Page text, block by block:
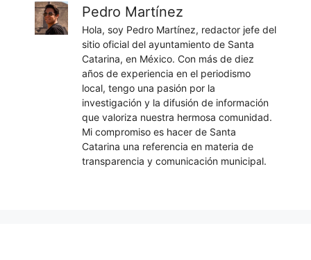
Pedro Martínez
Hola, soy Pedro Martínez, redactor jefe del
sitio oficial del ayuntamiento de Santa
Catarina, en México. Con más de diez
años de experiencia en el periodismo
local, tengo una pasión por la
investigación y la difusión de información
que valoriza nuestra hermosa comunidad.
Mi compromiso es hacer de Santa
Catarina una referencia en materia de
transparencia y comunicación municipal.